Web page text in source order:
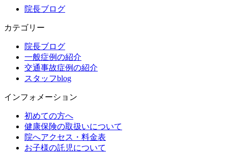
院長ブログ
カテゴリー
院長ブログ
一般症例の紹介
交通事故症例の紹介
スタッフblog
インフォメーション
初めての方へ
健康保険の取扱いについて
院へアクセス・料金表
お子様の託児について